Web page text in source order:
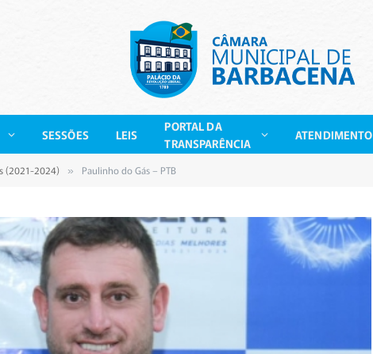
SESSÕES LEIS
PORTAL DA
TRANSPARÊNCIA
ATENDIMENTO
(2021-2024) » Paulinho do Gás – PTB